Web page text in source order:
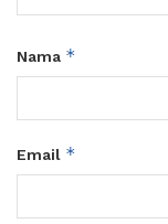
Nama *
Email *